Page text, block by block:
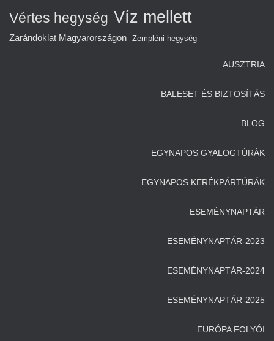
Vértes hegység Víz mellett
Zarándoklat Magyarországon Zempléni-hegység
AUSZTRIA
BALESET ÉS BIZTOSÍTÁS
BLOG
EGYNAPOS GYALOGTÚRÁK
EGYNAPOS KERÉKPÁRTÚRÁK
ESEMÉNYNAPTÁR
ESEMÉNYNAPTÁR-2023
ESEMÉNYNAPTÁR-2024
ESEMÉNYNAPTÁR-2025
EURÓPA FOLYÓI